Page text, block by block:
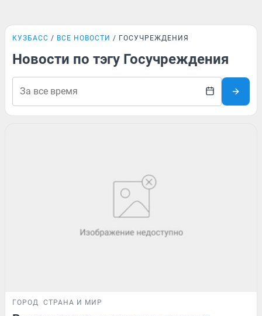
КУЗБАСС ВСЕ НОВОСТИ ГОСУЧРЕЖДЕНИЯ
Новости по тэгу Госучреждения
ГОРОД СТРАНА И МИР